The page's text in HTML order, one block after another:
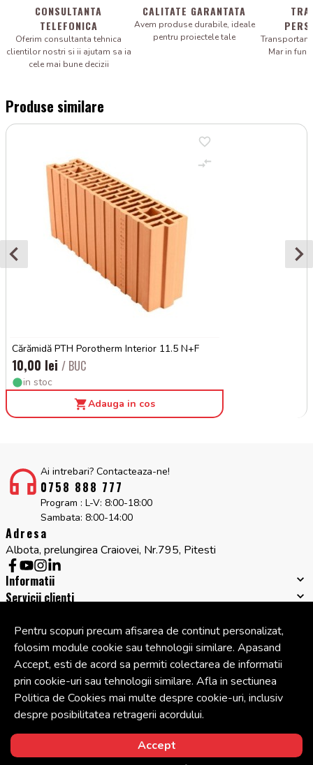
CONSULTANTA
TELEFONICA
Oferim consultanta tehnica
clientilor nostri si ii ajutam sa ia
cele mai bune decizii
CALITATE GARANTATA
Avem produse durabile, ideale
pentru proiectele tale
Mar in
Produse similare
Cărămidă PTH Porotherm Interior 11.5 N+F
10,00 lei / BUC
in stoc
Adauga in cos
Ai intrebari? Contacteaza-ne!
0758 888 777
Program : L-V: 8:00-18:00
Sambata: 8:00-14:00
Adresa
Albota, prelungirea Craiovei, Nr.795, Pitesti
Informatii
Servicii clienti
Cont
© Copyright 2026 Cipcos Mar. Toate drepturile rezervate.
Solutie eCommerce
Pentru scopuri precum afisarea de continut personalizat,
folosim module cookie sau tehnologii similare. Apasand
Accept, esti de acord sa permiti colectarea de informatii
prin cookie-uri sau tehnologii similare. Afla in sectiunea
Politica de Cookies mai multe despre cookie-uri, inclusiv
despre posibilitatea retragerii acordului.
Accept